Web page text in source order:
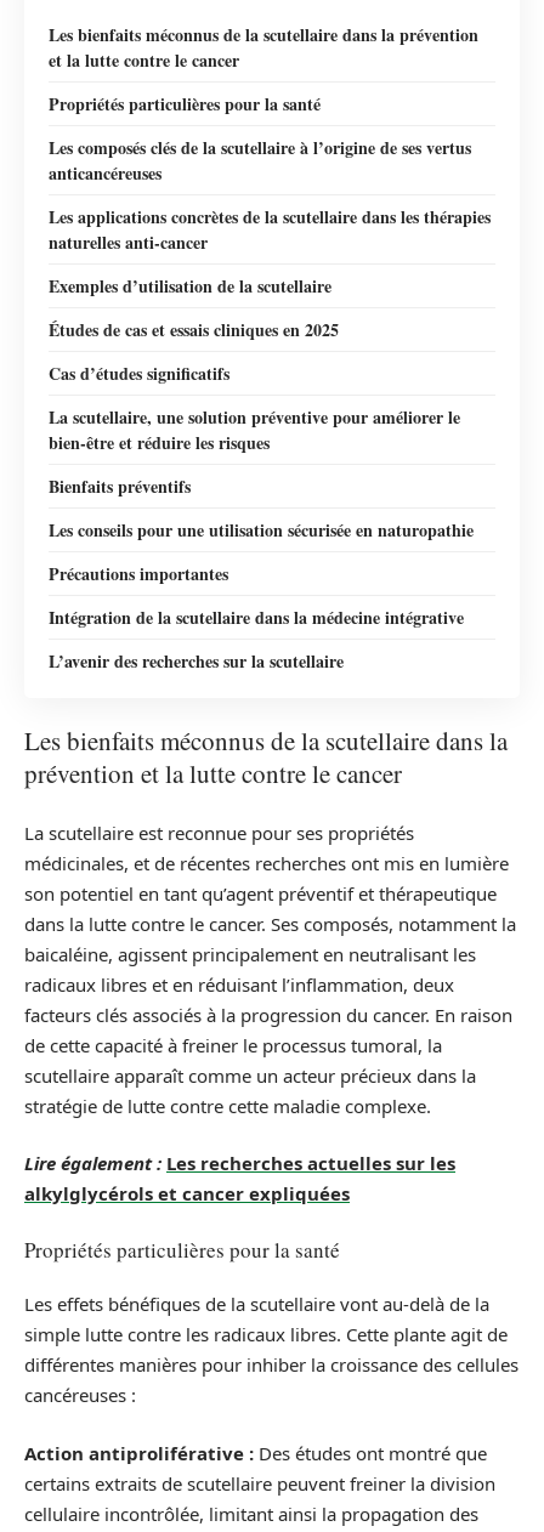
Les bienfaits méconnus de la scutellaire dans la prévention
et la lutte contre le cancer
Propriétés particulières pour la santé
Les composés clés de la scutellaire à l’origine de ses vertus
anticancéreuses
Les applications concrètes de la scutellaire dans les thérapies
naturelles anti-cancer
Exemples d’utilisation de la scutellaire
Études de cas et essais cliniques en 2025
Cas d’études significatifs
La scutellaire, une solution préventive pour améliorer le
bien-être et réduire les risques
Bienfaits préventifs
Les conseils pour une utilisation sécurisée en naturopathie
Précautions importantes
Intégration de la scutellaire dans la médecine intégrative
L’avenir des recherches sur la scutellaire
Les bienfaits méconnus de la scutellaire dans la
prévention et la lutte contre le cancer
La scutellaire est reconnue pour ses propriétés
médicinales, et de récentes recherches ont mis en lumière
son potentiel en tant qu’agent préventif et thérapeutique
dans la lutte contre le cancer. Ses composés, notamment la
baicaléine, agissent principalement en neutralisant les
radicaux libres et en réduisant l’inflammation, deux
facteurs clés associés à la progression du cancer. En raison
de cette capacité à freiner le processus tumoral, la
scutellaire apparaît comme un acteur précieux dans la
stratégie de lutte contre cette maladie complexe.
Lire également : Les recherches actuelles sur les
alkylglycérols et cancer expliquées
Propriétés particulières pour la santé
Les effets bénéfiques de la scutellaire vont au-delà de la
simple lutte contre les radicaux libres. Cette plante agit de
différentes manières pour inhiber la croissance des cellules
cancéreuses :
Action antiproliférative : Des études ont montré que
certains extraits de scutellaire peuvent freiner la division
cellulaire incontrôlée, limitant ainsi la propagation des